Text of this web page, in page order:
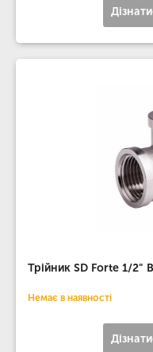
Трійник SD Forte 1/2"
Немає в наявності